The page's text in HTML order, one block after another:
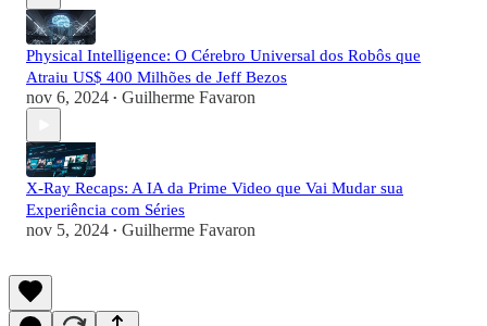
Physical Intelligence: O Cérebro Universal dos Robôs que
Atraiu US$ 400 Milhões de Jeff Bezos
nov 6, 2024 • Guilherme Favaron
X-Ray Recaps: A IA da Prime Video que Vai Mudar sua
Experiência com Séries
nov 5, 2024 • Guilherme Favaron